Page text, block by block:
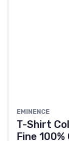
EMINENCE
T-Shirt
Fine